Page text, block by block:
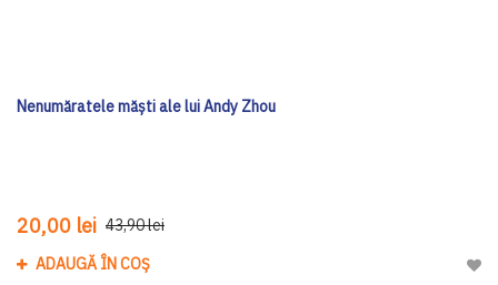
Nenumăratele măști ale lui Andy Zhou
20,00 lei 43,90 lei
ADAUGĂ ÎN COȘ